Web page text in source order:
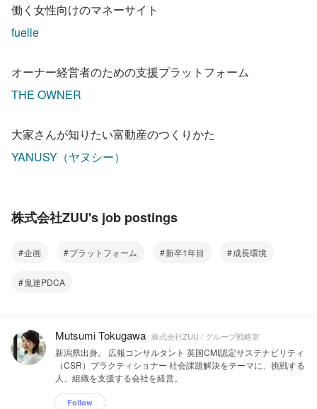
働く女性向けのマネーサイト
fuelle
オーナー経営者のための支援プラットフォーム
THE OWNER
大家さんが知りたい富動産のつくりかた
YANUSY（ヤヌシー）
株式会社ZUU's job postings
企画 プラットフォーム 新卒1年目 成長環境
鬼速PDCA
Mutsumi Tokugawa 株式会社ZUU / グループ戦略室
新潟県出身。 広報コンサルタント 英国CMI認定サステナビリティ
（CSR）プラクティショナー 社会課題解決をテーマに、挑戦する
人、組織を支援する会社を経営。
Follow